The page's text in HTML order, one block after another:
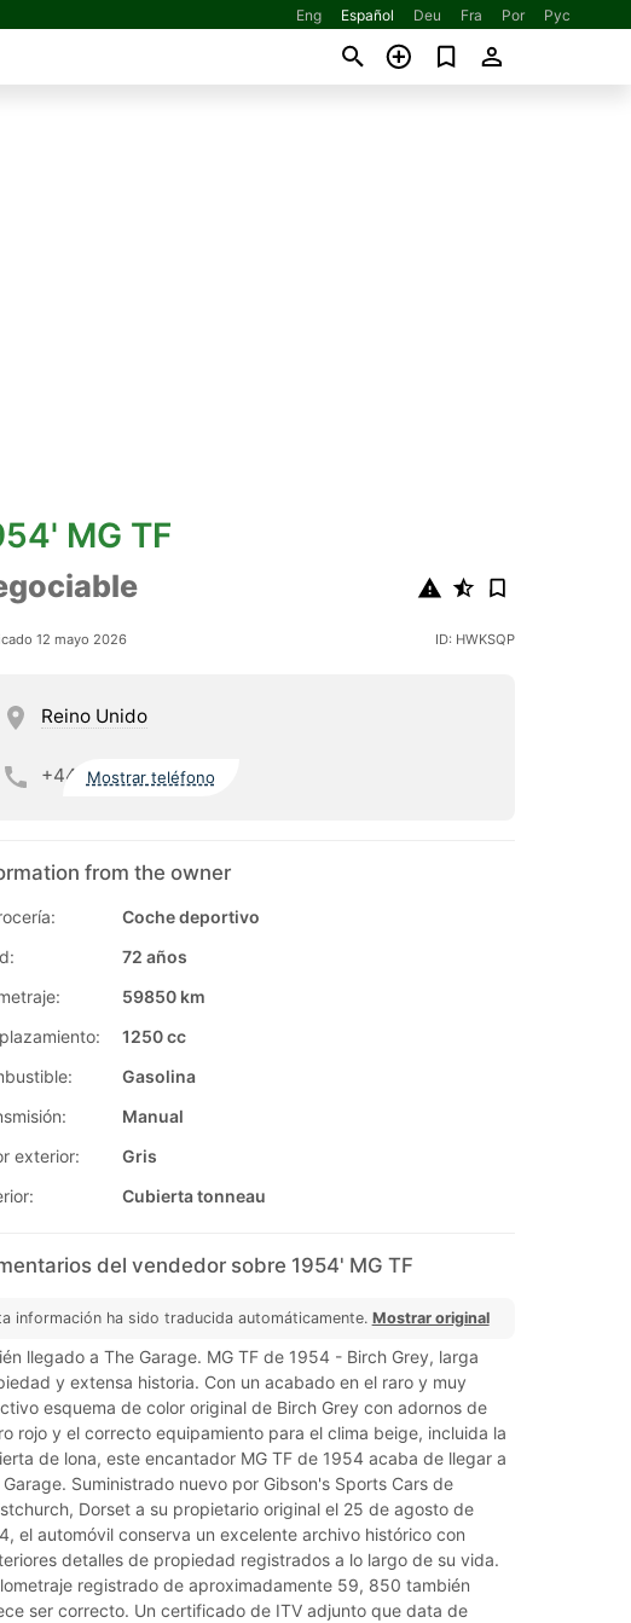
Eng Español Deu Fra Por Рус
MG TF
12 mayo 2026 ID: HWKSQP
Reino Unido
+44 Mostrar teléfono
from the owner
Coche deportivo
72 años
59850 km
1250 cc
Gasolina
Manual
exterior:
Gris
Сubierta tonneau
del vendedor sobre 1954' MG TF
información ha sido traducida automáticamente. Mostrar original
llegado a The Garage. MG TF de 1954 - Birch Grey, larga
y extensa historia. Con un acabado en el raro y muy
esquema de color original de Birch Grey con adornos de
rojo y el correcto equipamiento para el clima beige, incluida la
de lona, este encantador MG TF de 1954 acaba de llegar a
Suministrado nuevo por Gibson's Sports Cars de
Dorset a su propietario original el 25 de agosto de
el automóvil conserva un excelente archivo histórico con
detalles de propiedad registrados a lo largo de su vida.
registrado de aproximadamente 59, 850 también
ser correcto. Un certificado de ITV adjunto que data de